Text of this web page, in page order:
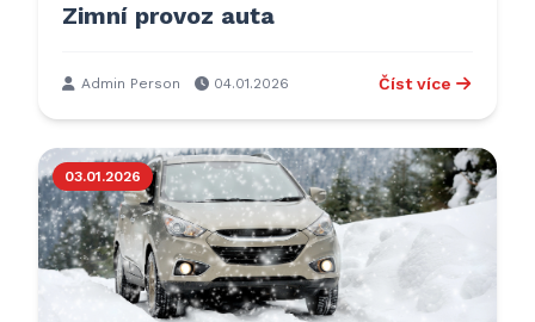
Zimní provoz auta
Admin Person 04.01.2026 Číst více
03.01.2026